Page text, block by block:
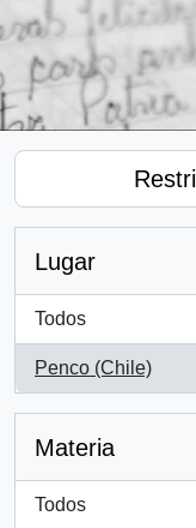
Lugar
Todos
Penco (Chile)
, 1 resultados
Materia
Todos